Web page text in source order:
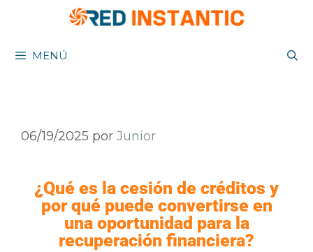
MENÚ
06/19/2025 por Junior
¿Qué es la cesión de créditos y
por qué puede convertirse en
una oportunidad para la
recuperación financiera?